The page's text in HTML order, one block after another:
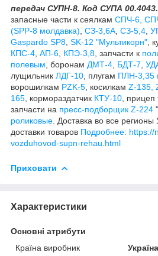
передач СУПН-8. Код СУПА 00.4043.
запасные части к сеялкам СПЧ-6,
(SPP-8 молдавка) СЗ-3,6А СЗ-5,4
Gaspardo SP8 SK-12 "Мультикорн" ,
КПС-4 АП-6 КПЭ-3,8 , запчасти к
полевым , боронам ДМТ-4 БДТ-7
лущильник ЛДГ-10 , плугам ПЛН-3,35
ворошилкам PZK-5 , косилкам Z-135,
165 , кормораздатчик КТУ-10 ,
запчасти на пресс-подборщик Z-224
роликовые . Доставка во все
доставки товаров Подробнее: https://
vozduhovod-supn-rehau.html
Приховати
Характеристики
Основні атрибути
Країна виробник
Україна